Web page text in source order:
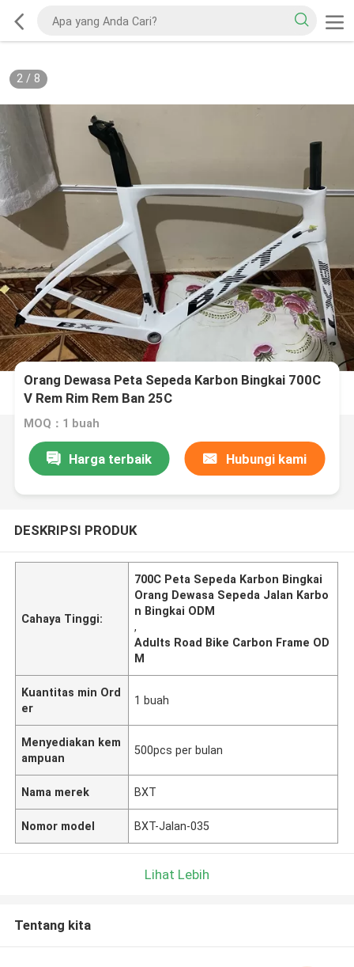
2/ 8
Orang Dewasa Peta Sepeda Karbon Bingkai 700C
V Rem Rim Rem Ban 25C
MOQ：1 buah
Harga terbaik Hubungi kami
DESKRIPSI PRODUK
Cahaya Tinggi:
700C Peta Sepeda Karbon Bingkai
Orang Dewasa Sepeda Jalan Karbo
n Bingkai ODM
,
Adults Road Bike Carbon Frame OD
M
Kuantitas min Ord
er
1 buah
Menyediakan kem
ampuan
500pcs per bulan
Nama merek BXT
Nomor model BXT-Jalan-035
Lihat Lebih
Tentang kita